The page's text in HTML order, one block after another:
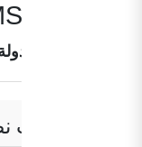
EG-01
معلومات